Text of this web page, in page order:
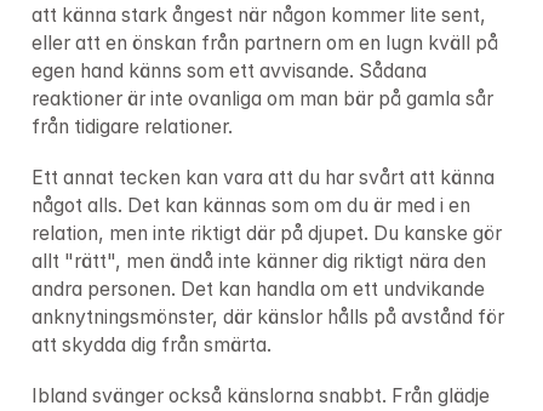
att känna stark ångest när någon kommer lite sent,
eller att en önskan från partnern om en lugn kväll på
egen hand känns som ett avvisande. Sådana
reaktioner är inte ovanliga om man bär på gamla sår
från tidigare relationer.
Ett annat tecken kan vara att du har svårt att känna
något alls. Det kan kännas som om du är med i en
relation, men inte riktigt där på djupet. Du kanske gör
allt "rätt", men ändå inte känner dig riktigt nära den
andra personen. Det kan handla om ett undvikande
anknytningsmönster, där känslor hålls på avstånd för
att skydda dig från smärta.
Ibland svänger också känslorna snabbt. Från glädje